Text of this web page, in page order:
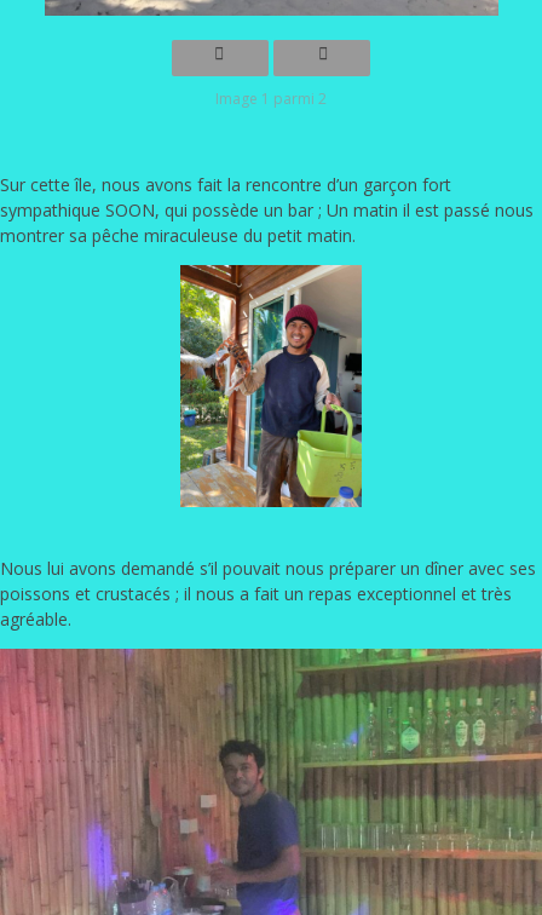
Image 1 parmi 2
Sur cette île, nous avons fait la rencontre d’un garçon fort
sympathique SOON, qui possède un bar ; Un matin il est passé nous
montrer sa pêche miraculeuse du petit matin.
Nous lui avons demandé s’il pouvait nous préparer un dîner avec ses
poissons et crustacés ; il nous a fait un repas exceptionnel et très
agréable.